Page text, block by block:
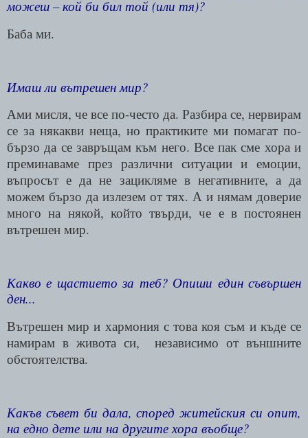
можеш – кой би бил той (или тя)?
Баба ми.
Имаш ли вътрешен мир?
Ами мисля, че все по-често да. Разбира се, нервирам
се за някакви неща, но практиките ми помагат по-
бързо да се завръщам към него. Все пак сме хора и
преминаваме през различни ситуации и емоции,
въпросът е да не зацикляме в негативните, а да
можем бързо да излезем от тях. А и нямам доверие
много на някой, който твърди, че е в постоянен
вътрешен мир.
Какво е щастието за теб? Опиши един съвършен
ден...
Вътрешен мир и хармония с това коя съм и къде се
намирам в живота си,
независимо от външните
обстоятелства.
Какъв съвет би дала, според житейския си опит,
на едно дете или на другите хора въобще?